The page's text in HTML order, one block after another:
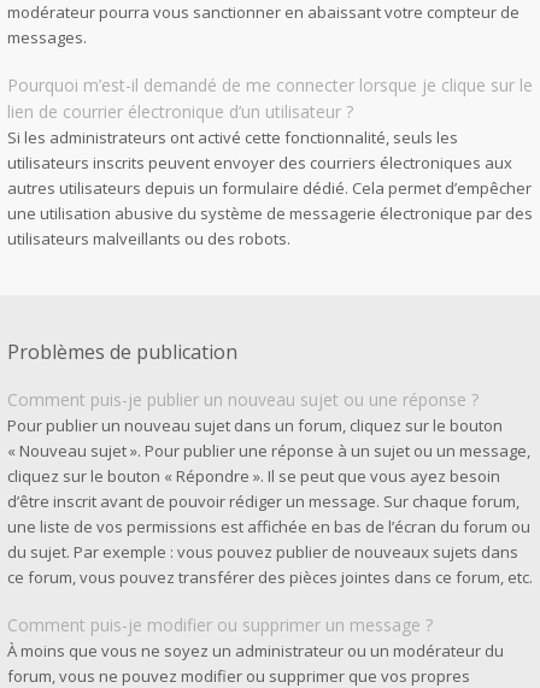
modérateur pourra vous sanctionner en abaissant votre compteur de
messages.
Pourquoi m’est-il demandé de me connecter lorsque je clique sur le
lien de courrier électronique d’un utilisateur ?
Si les administrateurs ont activé cette fonctionnalité, seuls les
utilisateurs inscrits peuvent envoyer des courriers électroniques aux
autres utilisateurs depuis un formulaire dédié. Cela permet d’empêcher
une utilisation abusive du système de messagerie électronique par des
utilisateurs malveillants ou des robots.
Problèmes de publication
Comment puis-je publier un nouveau sujet ou une réponse ?
Pour publier un nouveau sujet dans un forum, cliquez sur le bouton
« Nouveau sujet ». Pour publier une réponse à un sujet ou un message,
cliquez sur le bouton « Répondre ». Il se peut que vous ayez besoin
d’être inscrit avant de pouvoir rédiger un message. Sur chaque forum,
une liste de vos permissions est affichée en bas de l’écran du forum ou
du sujet. Par exemple : vous pouvez publier de nouveaux sujets dans
ce forum, vous pouvez transférer des pièces jointes dans ce forum, etc.
Comment puis-je modifier ou supprimer un message ?
À moins que vous ne soyez un administrateur ou un modérateur du
forum, vous ne pouvez modifier ou supprimer que vos propres